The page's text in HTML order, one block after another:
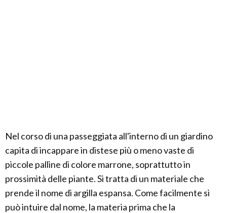
Nel corso di una passeggiata all'interno di un giardino
capita di incappare in distese più o meno vaste di
piccole palline di colore marrone, soprattutto in
prossimità delle piante. Si tratta di un materiale che
prende il nome di argilla espansa. Come facilmente si
può intuire dal nome, la materia prima che la